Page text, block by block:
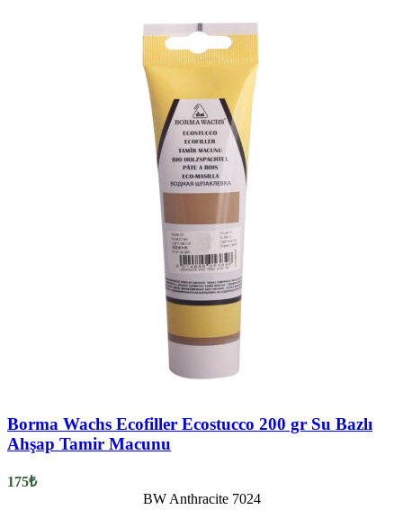
Borma Wachs Ecofiller Ecostucco 200 gr Su Bazlı
Ahşap Tamir Macunu
175₺
BW Anthracite 7024